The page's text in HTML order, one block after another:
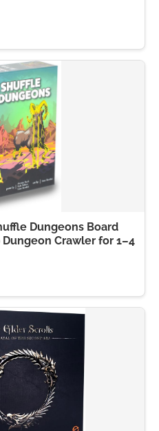
Dungeons Board
Crawler for 1–4